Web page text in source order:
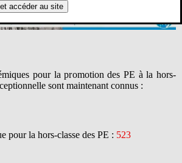
pour la promotion des PE à la hors-
sont maintenant connus :
pour la hors-classe des PE : 523
accéder au site